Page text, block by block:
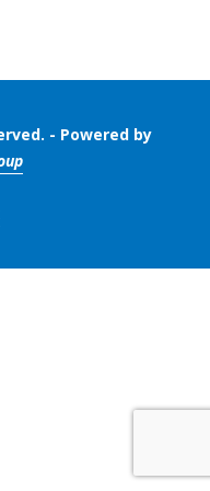
- Powered by